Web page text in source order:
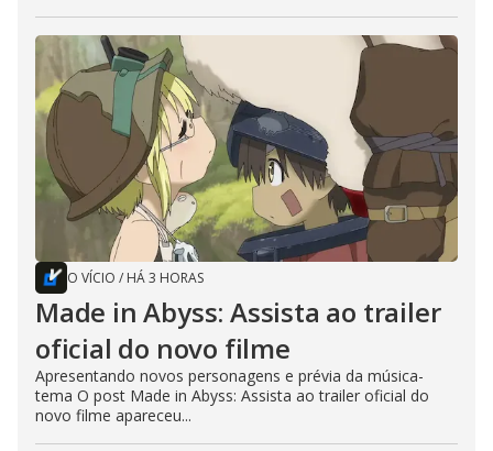
O VÍCIO / HÁ 3 HORAS
Made in Abyss: Assista ao trailer
oficial do novo filme
Apresentando novos personagens e prévia da música-
tema O post Made in Abyss: Assista ao trailer oficial do
novo filme apareceu...